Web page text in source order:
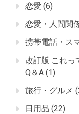
恋愛 (6)
恋愛・人間関
携帯電話・ス
改訂版 これっ
Q＆A (1)
旅行・グルメ
日用品 (22)